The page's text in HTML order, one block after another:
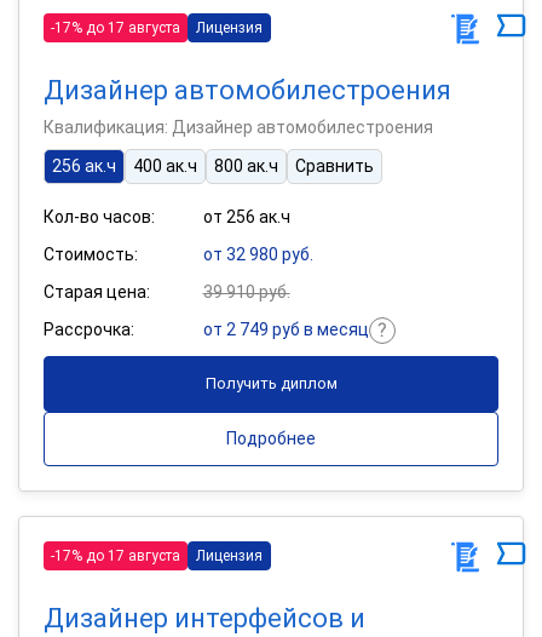
-17% до 17 августа Лицензия
Дизайнер автомобилестроения
Квалификация: Дизайнер автомобилестроения
256 ак.ч
400 ак.ч 800 ак.ч Сравнить
Кол-во часов:
от 256 ак.ч
Стоимость:
от 32 980 руб.
Старая цена:
39 910 руб.
Рассрочка:
от 2 749 руб в месяц
Получить диплом
Подробнее
-17% до 17 августа Лицензия
Дизайнер интерфейсов и